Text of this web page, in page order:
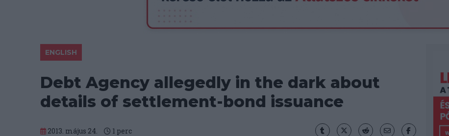
ENGLISH
Debt Agency allegedly in the dark about
details of settlement-bond issuance
2013. május 24. 1 perc